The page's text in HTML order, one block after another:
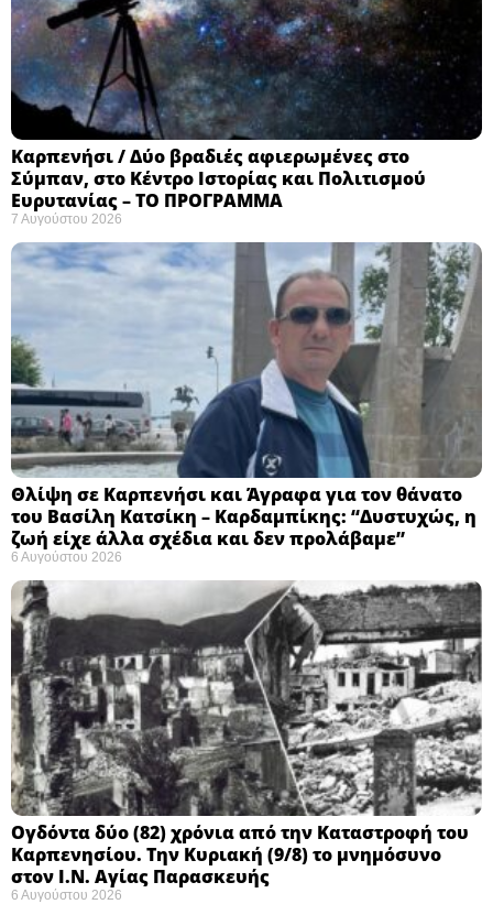
Καρπενήσι / Δύο βραδιές αφιερωμένες στο
Σύμπαν, στο Κέντρο Ιστορίας και Πολιτισμού
Ευρυτανίας – ΤΟ ΠΡΟΓΡΑΜΜΑ
7 Αυγούστου 2026
Θλίψη σε Καρπενήσι και Άγραφα για τον θάνατο
του Βασίλη Κατσίκη – Καρδαμπίκης: “Δυστυχώς, η
ζωή είχε άλλα σχέδια και δεν προλάβαμε”
6 Αυγούστου 2026
Ογδόντα δύο (82) χρόνια από την Καταστροφή του
Καρπενησίου. Την Κυριακή (9/8) το μνημόσυνο
στον Ι.Ν. Αγίας Παρασκευής
6 Αυγούστου 2026